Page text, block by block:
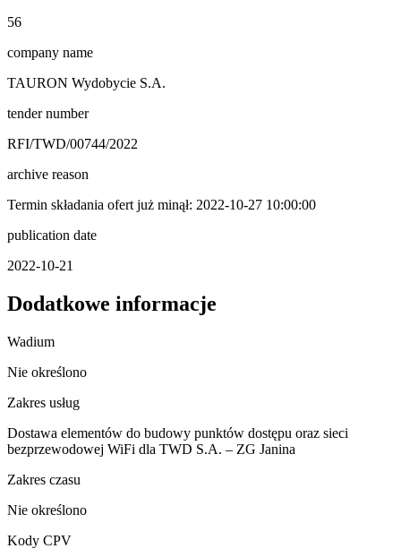
56
company name
TAURON Wydobycie S.A.
tender number
RFI/TWD/00744/2022
archive reason
Termin składania ofert już minął: 2022-10-27 10:00:00
publication date
2022-10-21
Dodatkowe informacje
Wadium
Nie określono
Zakres usług
Dostawa elementów do budowy punktów dostępu oraz sieci
bezprzewodowej WiFi dla TWD S.A. – ZG Janina
Zakres czasu
Nie określono
Kody CPV